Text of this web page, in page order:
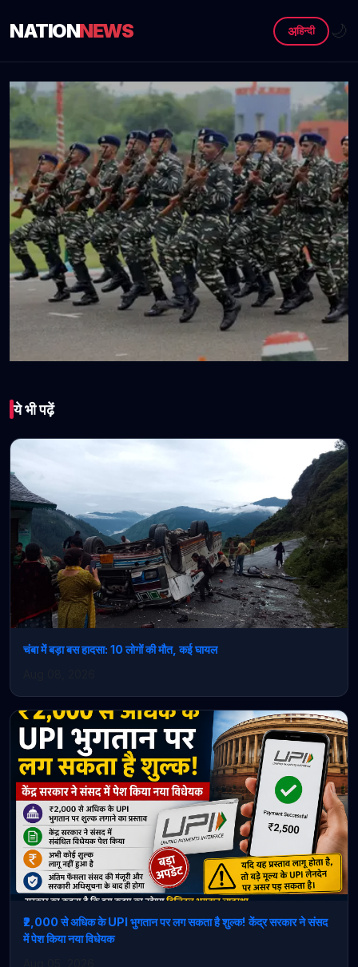
NATIONNEWS अहिन्दी 🌙
CRPF में 9195 कांस्टेबलोंं
की भर्ती, 10वीं पास युवाओं के
लिए मौका, इस डेट तक करें
अप्लाई
May 13, 2026 • 1 min read
ये भी पढ़ें
चंबा में बड़ा बस हादसा: 10 लोगों की मौत, कई घायल
₹2,000 से अधिक के UPI भुगतान पर लग सकता है शुल्क! केंद्र सरकार ने संसद
में पेश किया नया विधेयक